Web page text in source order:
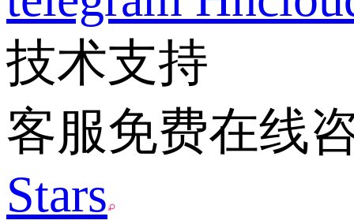
技术支持
客服免费在线
Stars